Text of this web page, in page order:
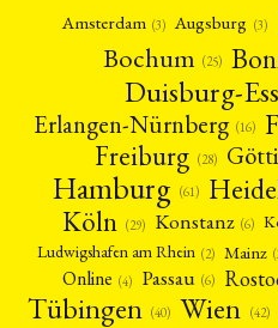
Amsterdam (3) Augsburg (3)
Bochum (25)
Duisburg-
Erlangen-Nürnberg (16)
Freiburg (28)
Hamburg (61)
Köln (29) Konstanz (6)
Ludwigshafen am Rhein (2) Mainz
Online (4) Passau (6)
Tübingen (40) Wien (42)